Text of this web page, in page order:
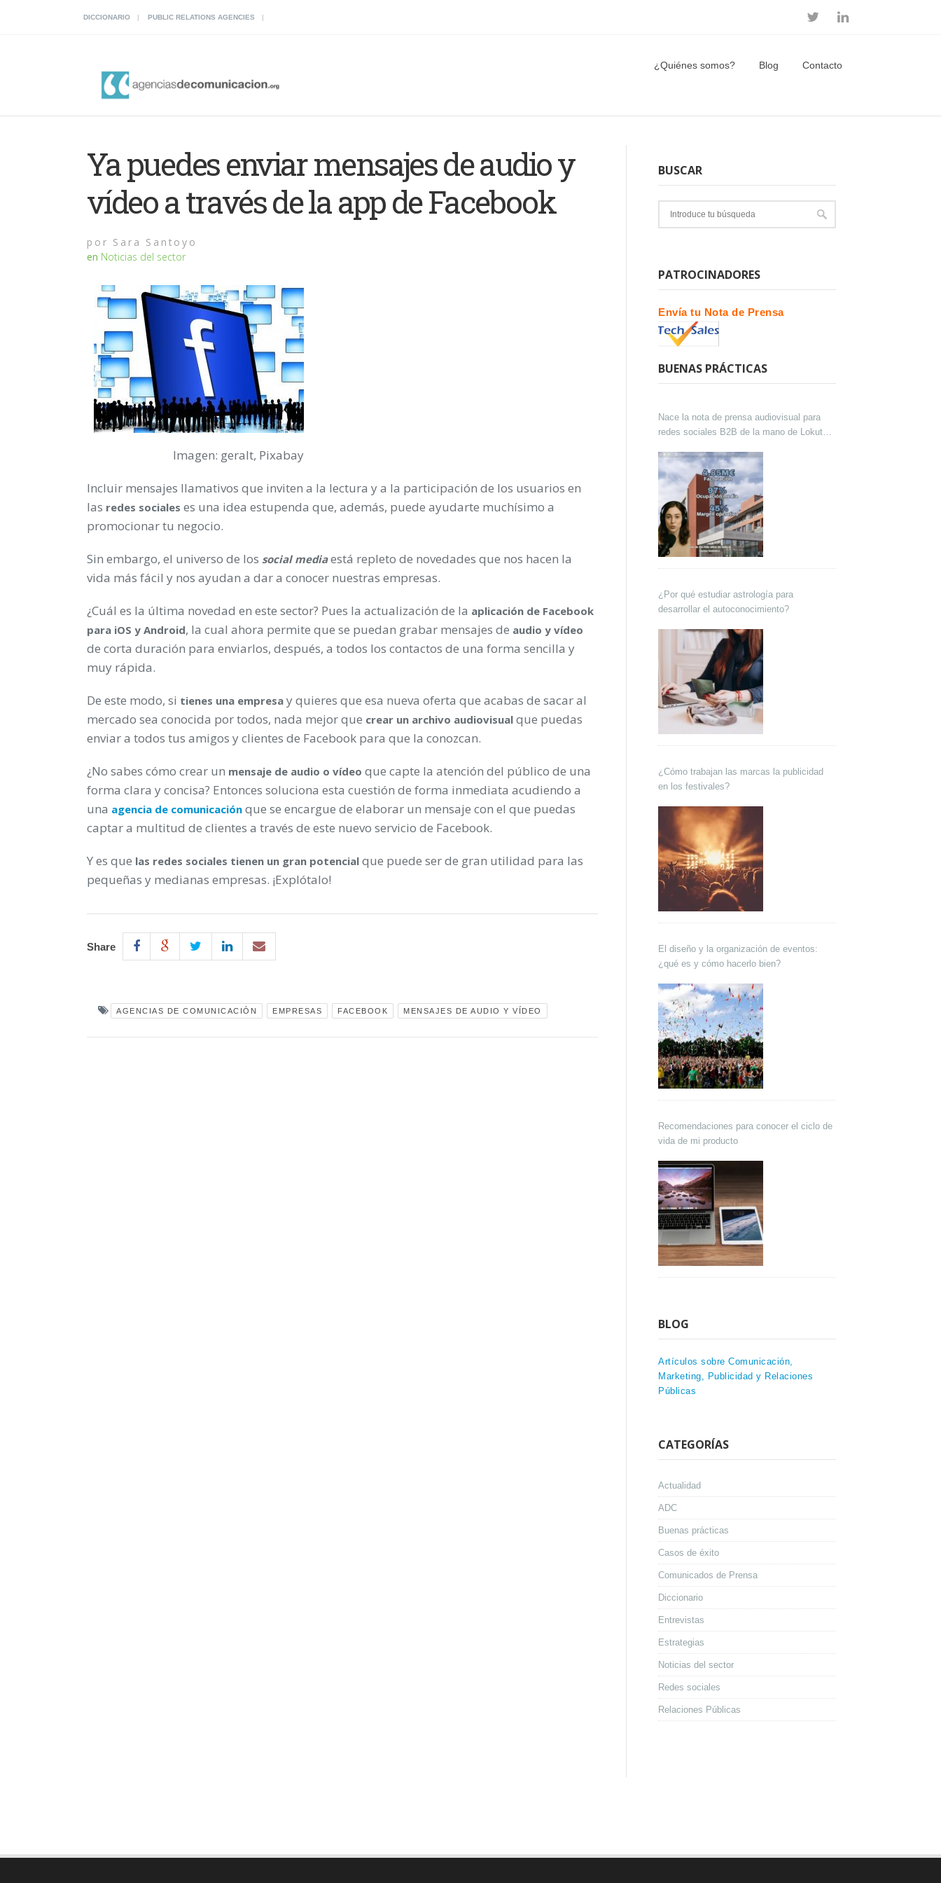
DICCIONARIO PUBLIC RELATIONS AGENCIES
¿Quiénes somos? Blog Contacto
Ya puedes enviar mensajes de audio y
vídeo a través de la app de Facebook
por Sara Santoyo
en Noticias del sector
Imagen: geralt, Pixabay
Incluir mensajes llamativos que inviten a la lectura y a la participación de los usuarios en
las redes sociales es una idea estupenda que, además, puede ayudarte muchísimo a
promocionar tu negocio.
Sin embargo, el universo de los social mediaestá repleto de novedades que nos hacen la
vida más fácil y nos ayudan a dar a conocer nuestras empresas.
¿Cuál es la última novedad en este sector? Pues la actualización de la aplicación de Facebook
para iOS y Android, la cual ahora permite que se puedan grabar mensajes de audio y vídeo
de corta duración para enviarlos, después, a todos los contactos de una forma sencilla y
muy rápida.
De este modo, si tienes una empresa y quieres que esa nueva oferta que acabas de sacar al
mercado sea conocida por todos, nada mejor que crear un archivo audiovisual que puedas
enviar a todos tus amigos y clientes de Facebook para que la conozcan.
¿No sabes cómo crear un mensaje de audio o vídeo que capte la atención del público de una
forma clara y concisa? Entonces soluciona esta cuestión de forma inmediata acudiendo a
una agencia de comunicación que se encargue de elaborar un mensaje con el que puedas
captar a multitud de clientes a través de este nuevo servicio de Facebook.
Y es que las redes sociales tienen un gran potencial que puede ser de gran utilidad para las
pequeñas y medianas empresas. ¡Explótalo!
Share
AGENCIAS DE COMUNICACIÓN EMPRESAS FACEBOOK MENSAJES DE AUDIO Y VÍDEO
BUSCAR
PATROCINADORES
Envía tu Nota de Prensa
BUENAS PRÁCTICAS
Nace la nota de prensa audiovisual para
redes sociales B2B de la mano de Lokutor
¿Por qué estudiar astrología para
desarrollar el autoconocimiento?
¿Cómo trabajan las marcas la publicidad
en los festivales?
El diseño y la organización de eventos:
¿qué es y cómo hacerlo bien?
Recomendaciones para conocer el ciclo de
vida de mi producto
BLOG
Artículos sobre Comunicación,
Marketing, Publicidad y Relaciones
Públicas
CATEGORÍAS
Actualidad
ADC
Buenas prácticas
Casos de éxito
Comunicados de Prensa
Diccionario
Entrevistas
Estrategias
Noticias del sector
Redes sociales
Relaciones Públicas